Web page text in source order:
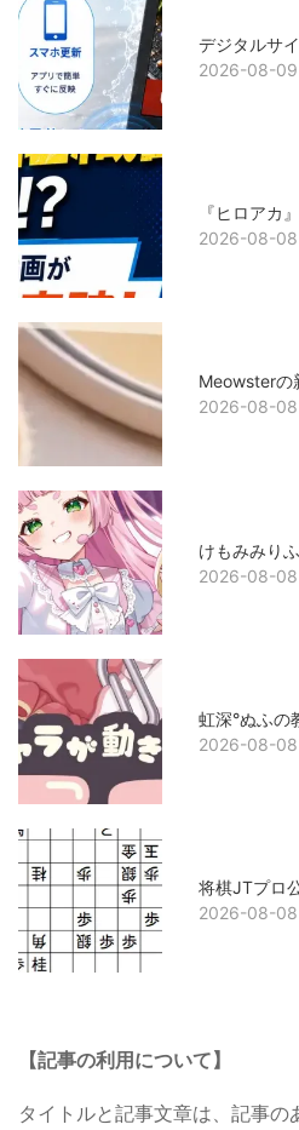
デジタルサ
2026-08-
『ヒロアカ
2026-08-08
Meowsterの
2026-08-08
けもみみり
2026-08-08
虹深°ぬふの
2026-08-08
将棋JTプロ
2026-08-08
【記事の利用について】
タイトルと記事文章は、記事の